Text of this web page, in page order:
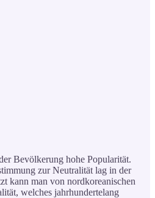
Bevölkerung hohe Popularität.
zur Neutralität lag in der
kann man von nordkoreanischen
welches jahrhundertelang